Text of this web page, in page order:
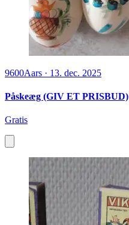
9600Aars · 13. dec. 2025
Påskeæg (GIV ET PRISBUD)
Gratis